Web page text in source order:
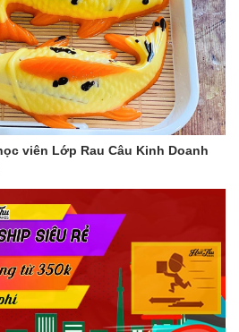
viên Lớp Rau Câu Kinh Doanh